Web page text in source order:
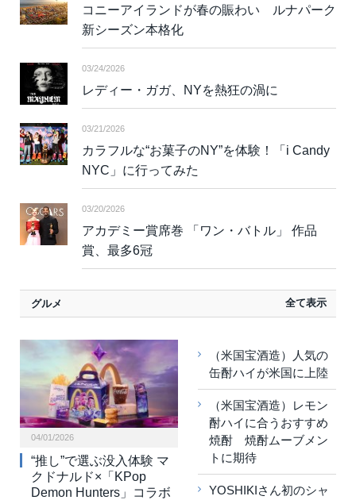
コニーアイランドが春の賑わい ルナパーク
新シーズン本格化
03/24/2026
レディー・ガガ、NYを熱狂の渦に
03/21/2026
カラフルな“お菓子のNY”を体験！「i Candy
NYC」に行ってみた
03/20/2026
アカデミー賞席巻 「ワン・バトル」 作品
賞、最多6冠
グルメ 全て表示
04/01/2026
“推し”で選ぶ没入体験 マ
クドナルド×「KPop
Demon Hunters」コラボ
（米国宝酒造）人気の
缶酎ハイが米国に上陸
（米国宝酒造）レモン
酎ハイに合うおすすめ
焼酎 焼酎ムーブメン
トに期待
YOSHIKIさん初のシャ